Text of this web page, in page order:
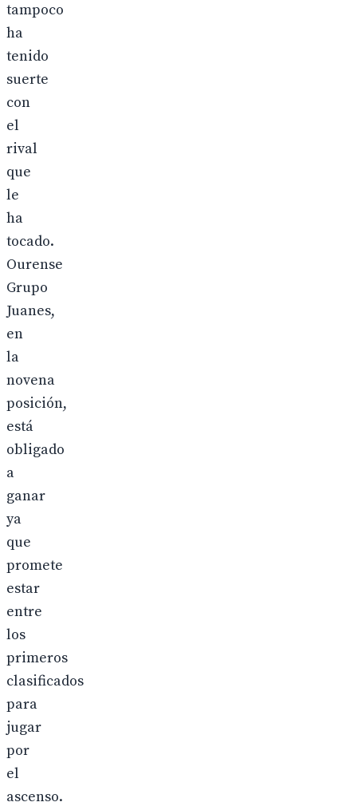
tampoco
ha
tenido
suerte
con
el
rival
que
le
ha
tocado.
Ourense
Grupo
Juanes,
en
la
novena
posición,
está
obligado
a
ganar
ya
que
promete
estar
entre
los
primeros
clasificados
para
jugar
por
el
ascenso.